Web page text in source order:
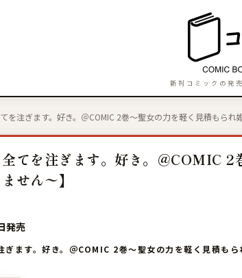
新刊コミックの発
を注ぎます。好き。＠COMIC 2巻〜聖女の力を軽く見積もら
全てを注ぎます。好き。＠COMIC
せん〜】
発売
ぎます。好き。＠COMIC 2巻〜聖女の力を軽く見積も